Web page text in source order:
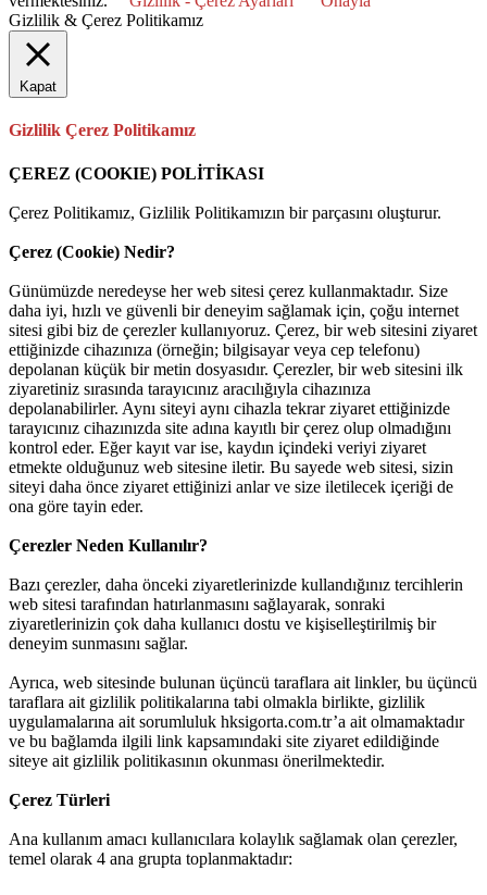
Gizlilik & Çerez Politikamız
Kapat
Gizlilik Çerez Politikamız
ÇEREZ (COOKIE) POLİTİKASI
Çerez Politikamız, Gizlilik Politikamızın bir parçasını oluşturur.
Çerez (Cookie) Nedir?
Günümüzde neredeyse her web sitesi çerez kullanmaktadır. Size
daha iyi, hızlı ve güvenli bir deneyim sağlamak için, çoğu internet
sitesi gibi biz de çerezler kullanıyoruz. Çerez, bir web sitesini ziyaret
ettiğinizde cihazınıza (örneğin; bilgisayar veya cep telefonu)
depolanan küçük bir metin dosyasıdır. Çerezler, bir web sitesini ilk
ziyaretiniz sırasında tarayıcınız aracılığıyla cihazınıza
depolanabilirler. Aynı siteyi aynı cihazla tekrar ziyaret ettiğinizde
tarayıcınız cihazınızda site adına kayıtlı bir çerez olup olmadığını
kontrol eder. Eğer kayıt var ise, kaydın içindeki veriyi ziyaret
etmekte olduğunuz web sitesine iletir. Bu sayede web sitesi, sizin
siteyi daha önce ziyaret ettiğinizi anlar ve size iletilecek içeriği de
ona göre tayin eder.
Çerezler Neden Kullanılır?
Bazı çerezler, daha önceki ziyaretlerinizde kullandığınız tercihlerin
web sitesi tarafından hatırlanmasını sağlayarak, sonraki
ziyaretlerinizin çok daha kullanıcı dostu ve kişiselleştirilmiş bir
deneyim sunmasını sağlar.
Ayrıca, web sitesinde bulunan üçüncü taraflara ait linkler, bu üçüncü
taraflara ait gizlilik politikalarına tabi olmakla birlikte, gizlilik
uygulamalarına ait sorumluluk hksigorta.com.tr’a ait olmamaktadır
ve bu bağlamda ilgili link kapsamındaki site ziyaret edildiğinde
siteye ait gizlilik politikasının okunması önerilmektedir.
Çerez Türleri
Ana kullanım amacı kullanıcılara kolaylık sağlamak olan çerezler,
temel olarak 4 ana grupta toplanmaktadır: